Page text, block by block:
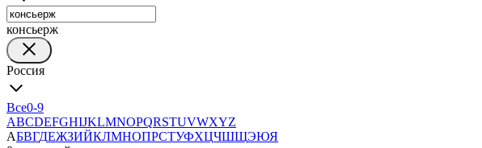
консьерж
Россия
Все0-9
ABCDEFGHIJKLMNOPQRSTUVWXYZ
АБВГДЕЖЗИЙКЛМНОПРСТУФХЦЧШЩЭЮЯ